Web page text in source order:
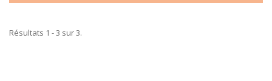
Résultats 1 - 3 sur 3.